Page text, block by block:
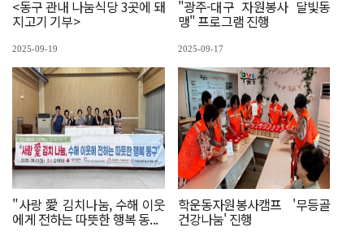
<동구 관내 나눔식당 3곳에 돼
지고기 기부>
2025-09-19
"광주-대구 자원봉사 달빛동
맹" 프로그램 진행
2025-09-17
"사랑 愛 김치나눔, 수해 이웃
에게 전하는 따뜻한 행복 동...
학운동자원봉사캠프 '무등골
건강나눔' 진행